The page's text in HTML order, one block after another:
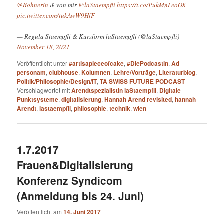
@Rohnerin & von mir@laStaempflihttps://t.co/PukMnLeoOX
pic.twitter.com/tukAwW9HfF
— Regula Staempfli & Kurzform laStaempfli (@laStaempfli)
November 18, 2021
Veröffentlicht unter#artisapieceofcake,#DiePodcastin,Ad
personam,clubhouse,Kolumnen, Lehre/Vorträge, Literaturblog,
Politik/Philosophie/Design/IT,TA SWISS FUTURE PODCAST |
Verschlagwortet mitArendtspezialistin laStaempfli, Digitale
Punktsysteme,digitalisierung,Hannah Arend revisited,hannah
Arendt,lastaempfli,philosophie,technik,wien
1.7.2017
Frauen&Digitalisierung
Konferenz Syndicom
(Anmeldung bis 24. Juni)
Veröffentlicht am14. Juni 2017